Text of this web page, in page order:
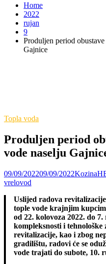
Home
2022
rujan
9
Produljen period
Gajnice
Topla voda
Produljen period
vode naselju
09/09/202209/09/2022Kozina
vrelovod
Uslijed radova
tople vode krajnjim
od 22. kolovoza 2022. do
kompleksnosti i tehnološke
revitalizacije, kao i zbog
gradilištu, radovi će se
vode trajati do subote, 10.